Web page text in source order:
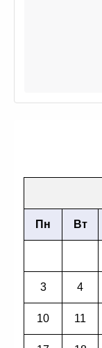
Пн Вт
3 4
10 11